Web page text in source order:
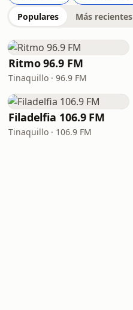
Populares Más recientes
Ritmo 96.9 FM
Tinaquillo · 96.9 FM
Filadelfia 106.9 FM
Tinaquillo · 106.9 FM